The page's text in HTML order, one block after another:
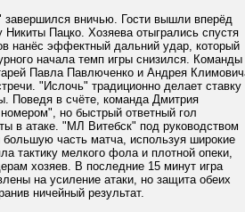
вничью. Гости вышли вперёд
Пацко. Хозяева отыгрались спустя
нанёс эффектный дальний удар, который
начала темп игры снизился. Команды
Павла Павлюченко и Андрея
"Ислочь" традиционно делает ставку
Поведя в счёте, команда Дмитрия
но быстрый ответный гол
в атаке. "МЛ Витебск" под руководством
часть матча, используя широкие
тактику мелкого фола и плотной опеки,
хозяев. В последние 15 минут игра
на усиление атаки, но защита обеих
ничейный результат.